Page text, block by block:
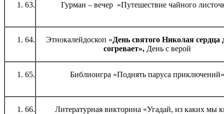
63. Гурман – вечер «Путешествие чайного
64. Этнокалейдоскоп «День святого Николая сердца
согревает», День с верой
65. Библиоигра «Поднять паруса приключений»
66. Литературная викторина «Угадай, из каких мы